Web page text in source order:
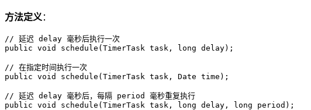
方法定义 ：
// 延迟 delay 毫秒后执行一次
public void schedule (TimerTask task, long delay) ;
// 在指定时间执行一次
public void schedule (TimerTask task, Date time) ;
// 延迟 delay 毫秒后，每隔 period 毫秒重复执行
public void schedule (TimerTask task, long delay, long period) ;